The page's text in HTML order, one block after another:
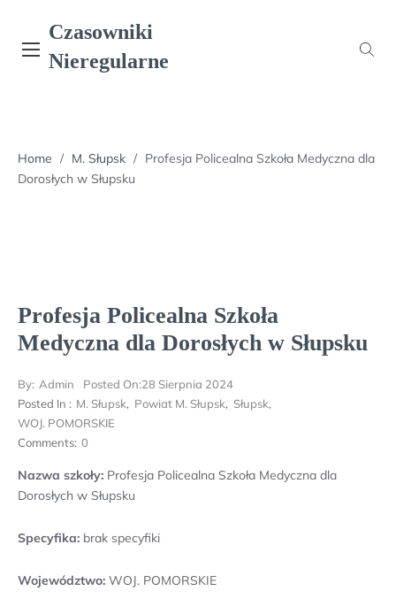
content
Czasowniki
Nieregularne
Home / M. Słupsk / Profesja Policealna Szkoła Medyczna dla
Dorosłych w Słupsku
Profesja Policealna Szkoła
Medyczna dla Dorosłych w Słupsku
By: Admin Posted On:28 Sierpnia 2024
Posted In : M. Słupsk, Powiat M. Słupsk, Słupsk,
WOJ. POMORSKIE
Comments: 0
Nazwa szkoły: Profesja Policealna Szkoła Medyczna dla
Dorosłych w Słupsku
Specyfika: brak specyfiki
Województwo: WOJ. POMORSKIE